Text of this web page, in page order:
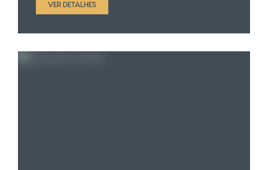
VER DETALHES